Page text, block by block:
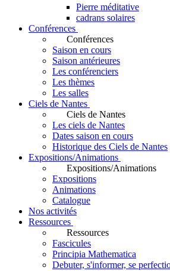
Pierre méditative
cadrans solaires
Conférences
Conférences
Saison en cours
Saison antérieures
Les conférenciers
Les thèmes
Les salles
Ciels de Nantes
Ciels de Nantes
Les ciels de Nantes
Dates saison en cours
Historique des Ciels de Nantes
Expositions/Animations
Expositions/Animations
Expositions
Animations
Catalogue
Nos activités
Ressources
Ressources
Fascicules
Principia Mathematica
Debuter, s'informer, se